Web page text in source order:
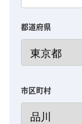
都道府県
市区町村